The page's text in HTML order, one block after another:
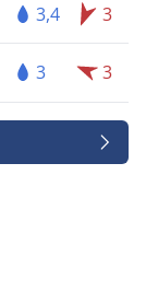
3,4 3
3 3